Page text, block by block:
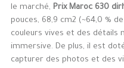
le marché, Prix Maroc 630
pouces, 68,9 cm2 (~64,0 %
couleurs vives et des détails
immersive. De plus, il est
capturer des photos et des